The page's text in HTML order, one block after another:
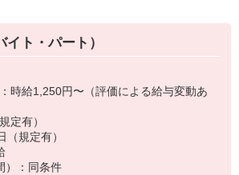
、マンネリ化せず楽しく働けます！
ト・パート）
時給1,250円〜（評価による給与変動あ
定有）
（規定有）
）：同条件